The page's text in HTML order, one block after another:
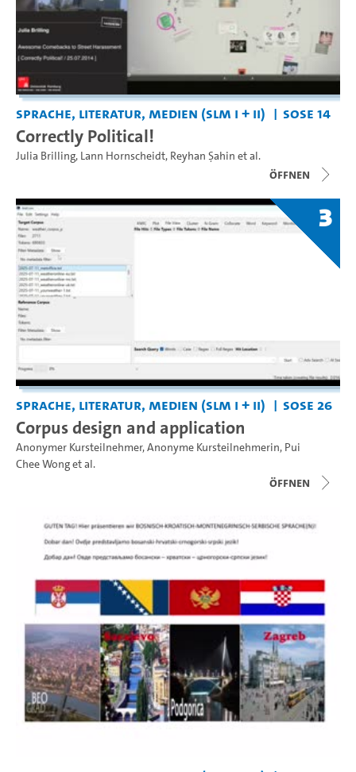
Sprache, Literatur, Medien (SLM I + II) SoSe 14
Correctly Political!
Julia Brilling, Lann Hornscheidt, Reyhan Şahin et al.
Öffnen
3
Sprache, Literatur, Medien (SLM I + II) SoSe 26
Corpus design and application
Anonymer Kursteilnehmer,Anonyme Kursteilnehmerin, Pui
Chee Wonget al.
Öffnen